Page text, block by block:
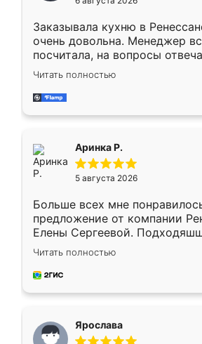
мебели буду заказывать
Заказывала кухню в
очень довольна. Менеджер
посчитала, на вопросы
Замерщик приехал в субботу,
делу со всей
за день, ребята работали
Читать полностью
Аринка Р.
5 августа 2026
Больше всех мне
предложение от компании
Елены Сергеевой.
короткие сроки
для замера сотрудник
предложил по моему эскизу
Читать полностью
Ярослава